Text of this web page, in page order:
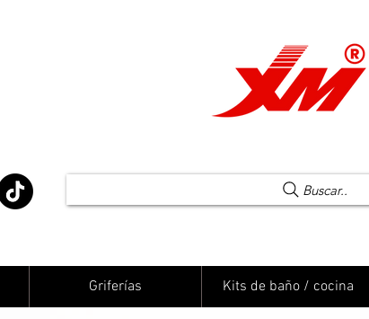
Buscar..
Griferías Kits de baño / cocina